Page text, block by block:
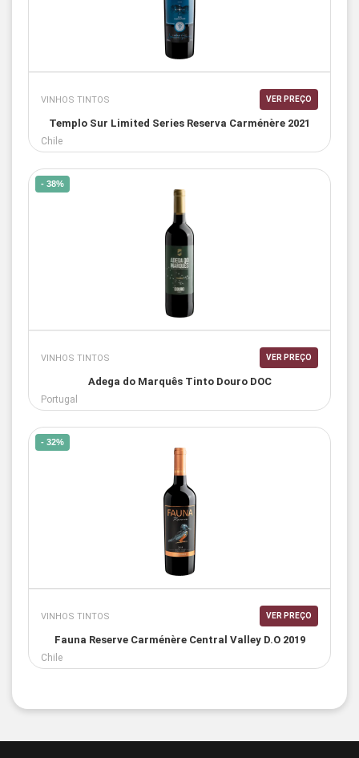
VINHOS TINTOS VER PREÇO
Templo Sur Limited Series Reserva Carménère 2021
Chile
- 38%
VINHOS TINTOS VER PREÇO
Adega do Marquês Tinto Douro DOC
Portugal
- 32%
VINHOS TINTOS VER PREÇO
Fauna Reserve Carménère Central Valley D.O 2019
Chile